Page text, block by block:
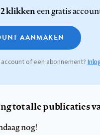
2 klikkeneen gratis
AANMAKEN
of een abonnement?
tot alle publicaties
nog!